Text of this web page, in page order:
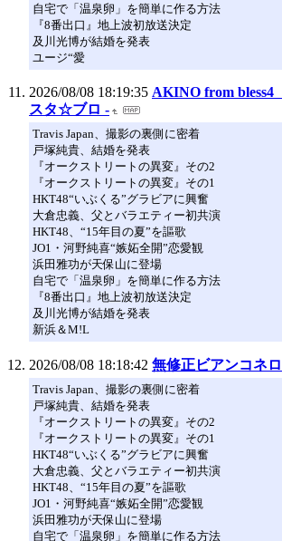
自宅で「温泉卵」を簡単に作る方法
『8番出口』地上波初放送決定
及川光博が結婚を発表
ユージ“愛
2026/08/08 18:19:35 AKINO from
スタ☆ブロ -
Travis Japan、撮影の裏側に密着
戸塚純貴、結婚を発表
『オークストリートの異変』その2
『オークストリートの異変』その1
HKT48“いぶくる”グラビアに興奮
大倉忠義、父とバラエティー初共演
HKT48、“15年目の夏”を謳歌
JO1・河野純喜“嫉妬全開”恋愛観
浜田雅功が天保山に登場
自宅で「温泉卵」を簡単に作る方法
『8番出口』地上波初放送決定
及川光博が結婚を発表
新浜＆M!L
2026/08/08 18:18:42 無修正ビアンコネロ
Travis Japan、撮影の裏側に密着
戸塚純貴、結婚を発表
『オークストリートの異変』その2
『オークストリートの異変』その1
HKT48“いぶくる”グラビアに興奮
大倉忠義、父とバラエティー初共演
HKT48、“15年目の夏”を謳歌
JO1・河野純喜“嫉妬全開”恋愛観
浜田雅功が天保山に登場
自宅で「温泉卵」を簡単に作る方法